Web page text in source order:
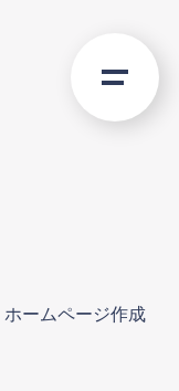
ホームページ作成